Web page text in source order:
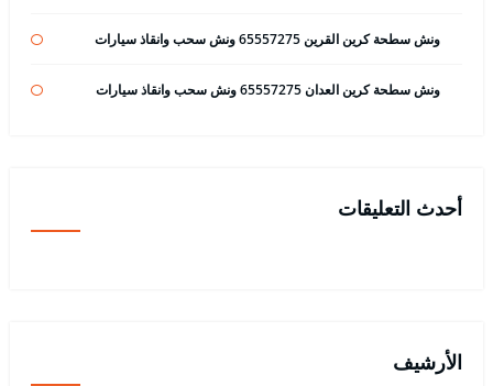
ونش سطحة كرين القرين 65557275 ونش سحب وانقاذ سيارات
ونش سطحة كرين العدان 65557275 ونش سحب وانقاذ سيارات
أحدث التعليقات
الأرشيف